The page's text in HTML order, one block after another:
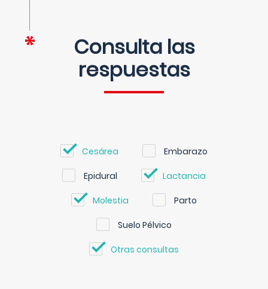
Consulta las
respuestas
Cesárea Embarazo
Epidural Lactancia
Molestia Parto
Suelo Pélvico
Otras consultas